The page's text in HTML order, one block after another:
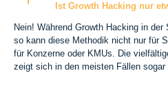
Ist Growth Hacking nur
Nein! Während Growth Hacking in
so kann diese Methodik nicht nur für
für Konzerne oder KMUs. Die
zeigt sich in den meisten Fällen sogar